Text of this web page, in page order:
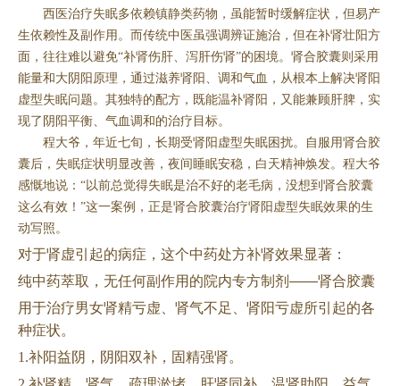
西医治疗失眠多依赖镇静类药物，虽能暂时缓解症状，但易产
生依赖性及副作用。而传统中医虽强调辨证施治，但在补肾壮阳方
面，往往难以避免“补肾伤肝、泻肝伤肾”的困境。肾合胶囊则采用
能量和大阴阳原理，通过滋养肾阳、调和气血，从根本上解决肾阳
虚型失眠问题。其独特的配方，既能温补肾阳，又能兼顾肝脾，实
现了阴阳平衡、气血调和的治疗目标。
程大爷，年近七旬，长期受肾阳虚型失眠困扰。自服用肾合胶
囊后，失眠症状明显改善，夜间睡眠安稳，白天精神焕发。程大爷
感慨地说：“以前总觉得失眠是治不好的老毛病，没想到肾合胶囊
这么有效！”这一案例，正是肾合胶囊治疗肾阳虚型失眠效果的生
动写照。
对于肾虚引起的病症，这个中药处方补肾效果显著：
纯中药萃取，无任何副作用的院内专方制剂 ——肾合胶囊
用于治疗男女肾精亏虚、肾气不足、肾阳亏虚所引起的各
种症状。
1.补阳益阴，阴阳双补，固精强肾。